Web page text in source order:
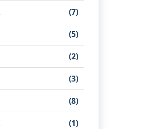
(7)
(5)
(2)
(3)
(8)
(1)